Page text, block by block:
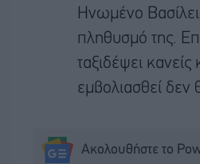
Ηνωμένο
πληθυσμό της.
ταξιδέψει
εμβολιασθεί δεν
Ακολουθήστε το